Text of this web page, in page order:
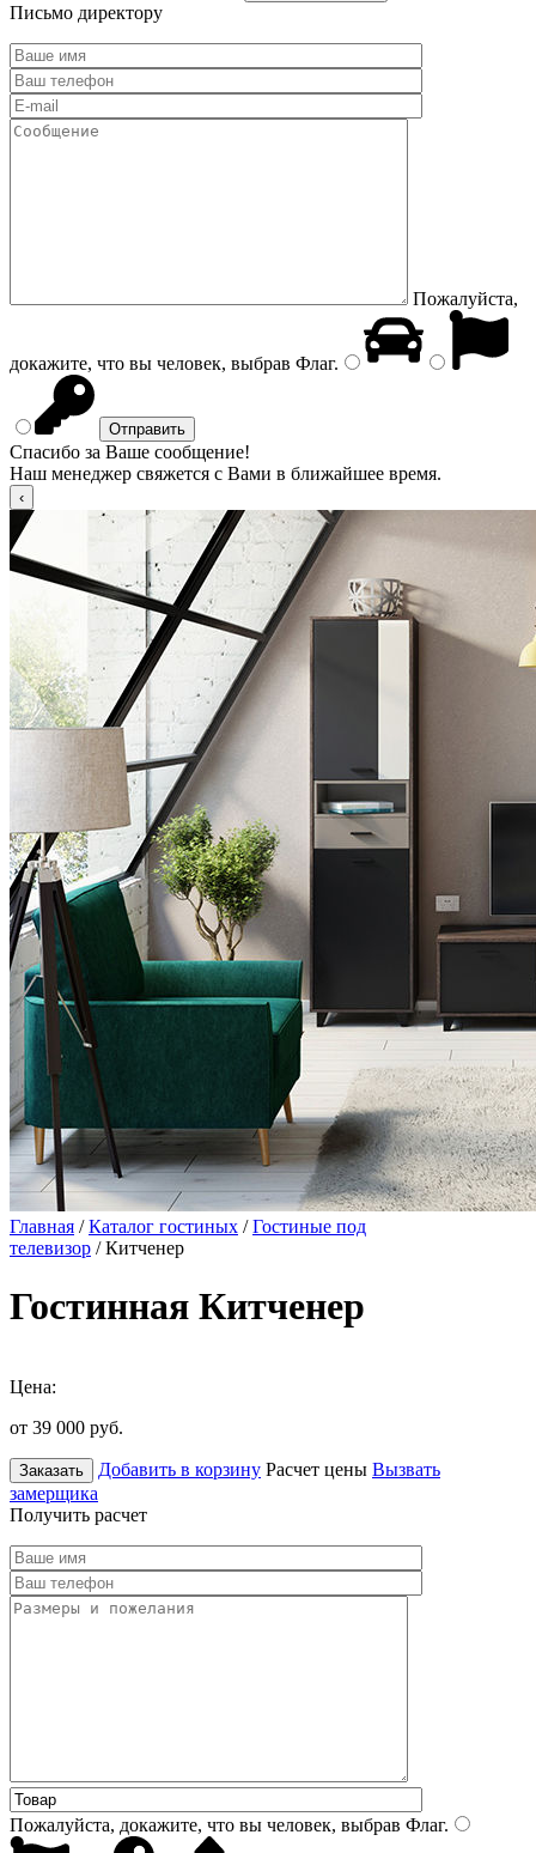
Письмо директору
Пожалуйста,
докажите, что вы человек, выбрав Флаг.
Спасибо за Ваше сообщение!
Наш менеджер свяжется с Вами в ближайшее время.
Главная /Каталог гостиных /Гостиные под
телевизор / Китченер
Гостинная Китченер
Цена:
от 39 000 руб.
Заказать Добавить в корзину Расчет цены Вызвать
замерщика
Получить расчет
Пожалуйста, докажите, что вы человек, выбрав Флаг.